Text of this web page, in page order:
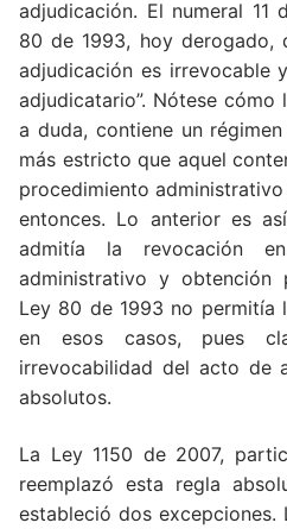
adjudicación. El numeral
80 de 1993, hoy derogado,
adjudicación es irrevocable
adjudicatario”. Nótese
a duda, contiene un
más estricto que aquel
procedimiento
entonces. Lo anterior es
admitía la revocación
administrativo y obtención
Ley 80 de 1993 no permitía
en esos casos, pues
irrevocabilidad del acto de
absolutos.
La Ley 1150 de 2007,
reemplazó esta regla
estableció dos excepciones.